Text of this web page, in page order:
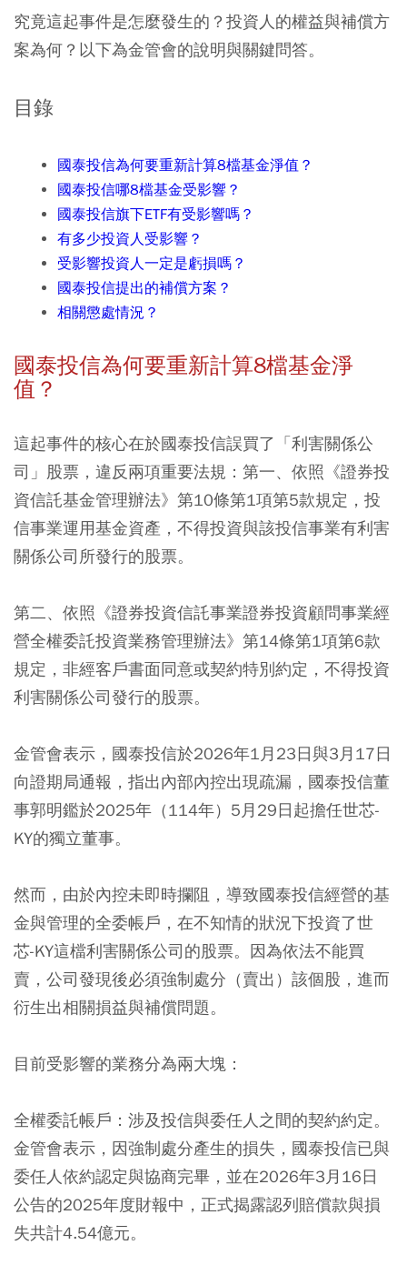
究竟這起事件是怎麼發生的？投資人的權益與補償方
案為何？以下為金管會的說明與關鍵問答。
目錄
國泰投信為何要重新計算8檔基金淨值？
國泰投信哪8檔基金受影響？
國泰投信旗下ETF有受影響嗎？
有多少投資人受影響？
受影響投資人一定是虧損嗎？
國泰投信提出的補償方案？
相關懲處情況？
國泰投信為何要重新計算8檔基金淨
值？
這起事件的核心在於國泰投信誤買了「利害關係公
司」股票，違反兩項重要法規：第一、依照《證券投
資信託基金管理辦法》第10條第1項第5款規定，投
信事業運用基金資產，不得投資與該投信事業有利害
關係公司所發行的股票。
第二、依照《證券投資信託事業證券投資顧問事業經
營全權委託投資業務管理辦法》第14條第1項第6款
規定，非經客戶書面同意或契約特別約定，不得投資
利害關係公司發行的股票。
金管會表示，國泰投信於2026年1月23日與3月17日
向證期局通報，指出內部內控出現疏漏，國泰投信董
事郭明鑑於2025年（114年）5月29日起擔任世芯-
KY的獨立董事。
然而，由於內控未即時攔阻，導致國泰投信經營的基
金與管理的全委帳戶，在不知情的狀況下投資了世
芯-KY這檔利害關係公司的股票。因為依法不能買
賣，公司發現後必須強制處分（賣出）該個股，進而
衍生出相關損益與補償問題。
目前受影響的業務分為兩大塊：
全權委託帳戶：涉及投信與委任人之間的契約約定。
金管會表示，因強制處分產生的損失，國泰投信已與
委任人依約認定與協商完畢，並在2026年3月16日
公告的2025年度財報中，正式揭露認列賠償款與損
失共計4.54億元。